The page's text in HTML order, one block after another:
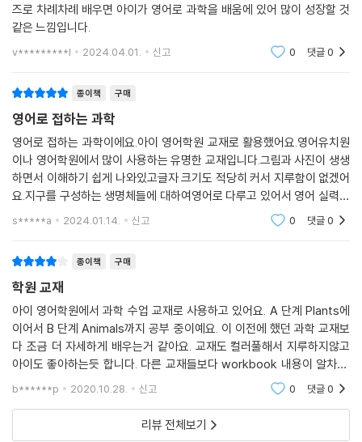
즈로 차례차례 배우면 아이가 영어로 과학을 배움에 있어 많이 성장할 것
같은 느낌입니다.
v*********l 2024.04.01. 신고 0 댓글0
종이책 구매
영어로 접하는 과학
영어로 접하는 과학이에요.아이 영어학원 교재로 활용했어요.영어유치원
이나 영어학원에서 많이 사용하는 유명한 교재입니다.그림과 사진이 생생
하면서 이해하기 쉽게 나와있고글자 크기도 적당히 커서 지루함이 없겠어
요.지구를 구성하는 생명체들에 대하여영어로 다루고 있어서 영어 실력과
과학 지식이 모두 높아집니다. 유닛 순서대로 차근히 밟아가면 좋을 듯 합
s*****a 2024.01.14. 신고 0 댓글0
종이책 구매
학원 교재
아이 영어학원에서 과학 수업 교재로 사용하고 있어요. A 단계 Plants에
이어서 B 단계 Animals까지 공부 중이예요. 이 이전에 했던 과학 교재보
다 조금 더 자세하게 배우는거 같아요. 교재도 컬러풀해서 지루하지않고
아이도 좋아하는듯 합니다. 다른 교재들보다 workbook 내용이 알차요.
본 교재랑 비슷한 양이예요.^^ 덕분에 책 한권이 금방 끝나요ㅎㅎ 금방 또
새굦재를 사야하네요ㅋ
b******p 2020.10.28. 신고 0 댓글0
리뷰 전체보기